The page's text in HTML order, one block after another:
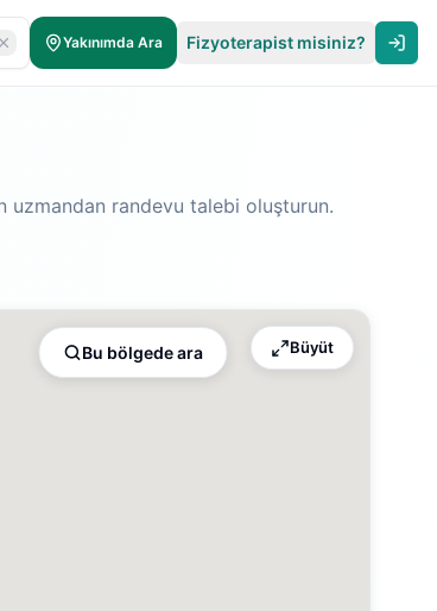
Yakınımda Ara Fizyoterapist misiniz?
uzmandan randevu talebi oluşturun.
Bu bölgede ara Büyüt